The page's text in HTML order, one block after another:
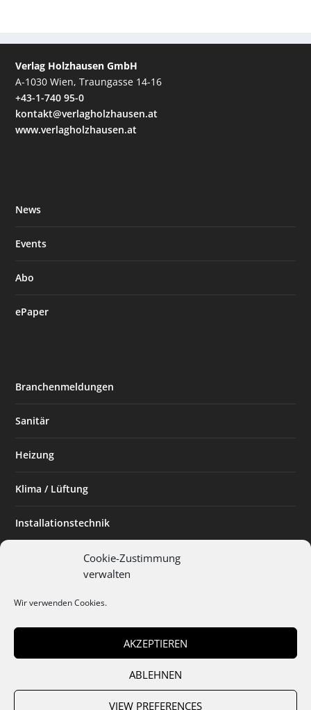
Cookie-Zustimmung
verwalten
Wir verwenden Cookies.
AKZEPTIEREN
ABLEHNEN
VIEW PREFERENCES
Verlag Holzhausen GmbH
A-1030 Wien, Traungasse 14-16
+43-1-740 95-0
kontakt@verlagholzhausen.at
www.verlagholzhausen.at
News
Events
Abo
ePaper
Branchenmeldungen
Sanitär
Heizung
Klima / Lüftung
Installationstechnik
Planen & Bauen
Installateur des Monats
Mediadaten Cookies Datenschutz